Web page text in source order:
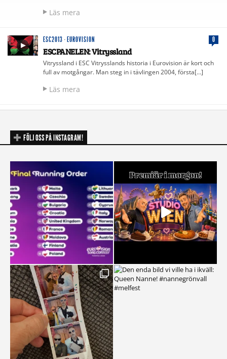
Läs mera
ESC2013 · EUROVISION 0
ESCPANELEN: Vitryssland
Vitryssland i ESC Vitrysslands historia i Eurovision är kort och
full av motgångar. Man steg in i tävlingen 2004, första[…]
Läs mera
FÖLJ OSS PÅ INSTAGRAM!